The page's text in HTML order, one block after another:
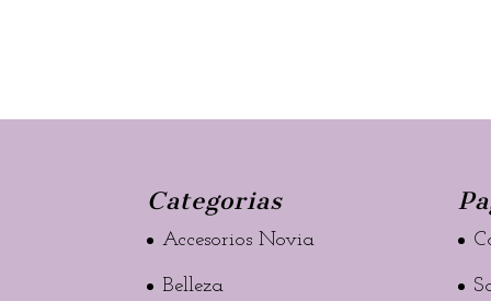
Categorias
Accesorios Novia
Belleza